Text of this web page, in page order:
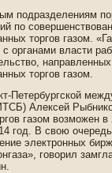
подразде­лениям
по
торгов газом.
с органами власти
торгов газом.
Петербургской
Алексей
газом возможен
год. В свою
электронных
говорил